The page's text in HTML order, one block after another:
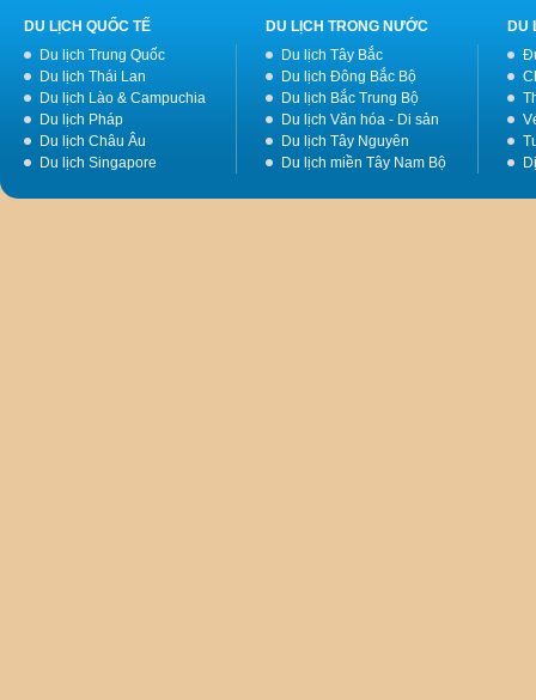
DU LỊCH QUỐC TẾ
Du lịch Trung Quốc
Du lịch Thái Lan
Du lịch Lào & Campuchia
Du lịch Pháp
Du lịch Châu Âu
Du lịch Singapore
DU LỊCH TRONG NƯỚC
Du lịch Tây Bắc
Du lịch Đông Bắc Bộ
Du lịch Bắc Trung Bộ
Du lịch Văn hóa - Di sản
Du lịch Tây Nguyên
Du lịch miền Tây Nam Bộ
DU